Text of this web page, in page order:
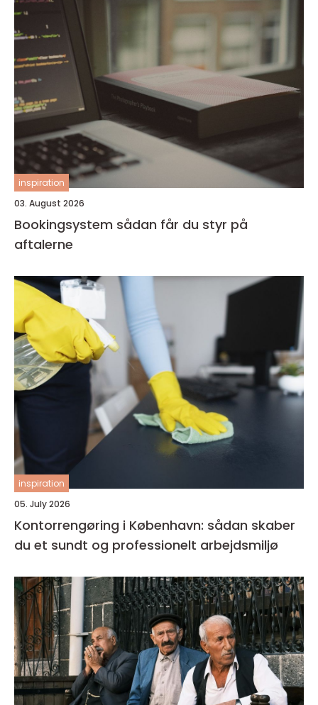
inspiration
03. August 2026
Bookingsystem sådan får du styr på
aftalerne
inspiration
05. July 2026
Kontorrengøring i København: sådan skaber
du et sundt og professionelt arbejdsmiljø